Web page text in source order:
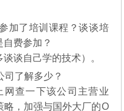
加了培训课程？谈谈培
费参加？
谈自己学的技术）。
司了解多少？
网查一下该公司主营业
略，加强与国外大厂的O